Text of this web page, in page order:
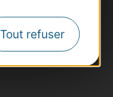
Tout refuser